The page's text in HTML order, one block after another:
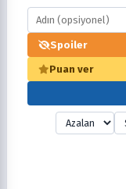
Spoiler
Puan ver